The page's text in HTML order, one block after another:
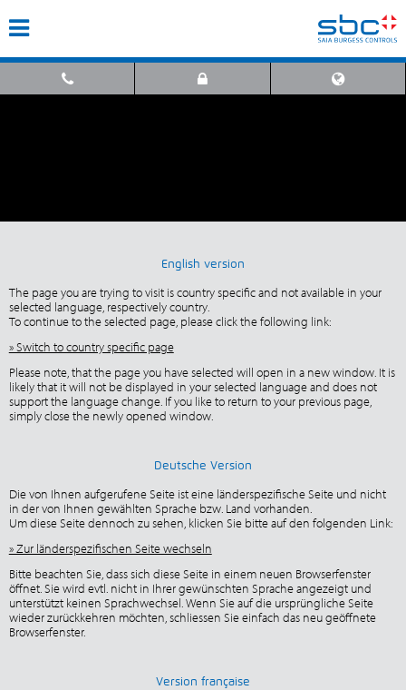
English version
The page you are trying to visit is country specific and not available in your
selected language, respectively country.
To continue to the selected page, please click the following link:
» Switch to country specific page
Please note, that the page you have selected will open in a new window. It is
likely that it will not be displayed in your selected language and does not
support the language change. If you like to return to your previous page,
simply close the newly opened window.
Deutsche Version
Die von Ihnen aufgerufene Seite ist eine länderspezifische Seite und nicht
in der von Ihnen gewählten Sprache bzw. Land vorhanden.
Um diese Seite dennoch zu sehen, klicken Sie bitte auf den folgenden Link:
» Zur länderspezifischen Seite wechseln
Bitte beachten Sie, dass sich diese Seite in einem neuen Browserfenster
öffnet. Sie wird evtl. nicht in Ihrer gewünschten Sprache angezeigt und
unterstützt keinen Sprachwechsel. Wenn Sie auf die ursprüngliche Seite
wieder zurückkehren möchten, schliessen Sie einfach das neu geöffnete
Browserfenster.
Version française